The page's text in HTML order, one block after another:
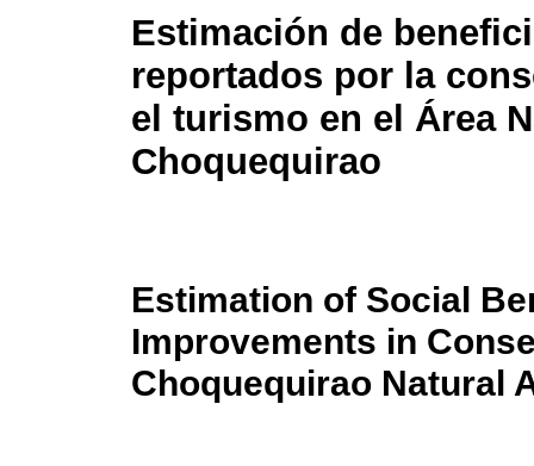
Estimación de
reportados por la
el turismo en el Área
Choquequirao
Estimation of Social
Improvements in
Choquequirao Natural